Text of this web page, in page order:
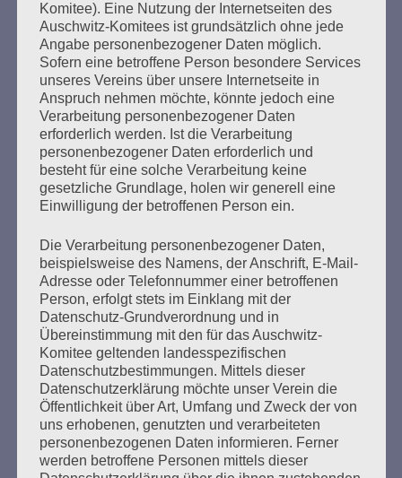
PRESSEMITTEILUNG: Untragbare
Äusserungen des amtierenden
Geschäftsführers der Stiftung
Sächsische Gedenkstätten müssen
Konsequenzen haben
Erstellt am1. Juli 2020
der Sächsischen Landesarbeitsgemeinschaften, den AG
der KZ-Gedenkstätten und dem Forum der
Landesarbeitsgemeinschaften der Gedenkstätten,
Erinnerungsorte und -initiativen in Deutschland
angeschlossen und unterstützen die Forderung nach
personellen Konsequenzen für Siegfried Reiprich, den
amtierenden Geschäftsführer der Stiftung Sächsische
Gedenkstätten. Nach seinen wiederholten
geschichtsvergessenen Entgleisungen und
Relativierungen der Verbrechen des NS-Regimes…
mehr ...
Komitee). Eine Nutzung der Internetseiten des
Auschwitz-Komitees ist grundsätzlich ohne jede
Angabe personenbezogener Daten möglich.
Sofern eine betroffene Person besondere Services
unseres Vereins über unsere Internetseite in
Anspruch nehmen möchte, könnte jedoch eine
Verarbeitung personenbezogener Daten
erforderlich werden. Ist die Verarbeitung
personenbezogener Daten erforderlich und
besteht für eine solche Verarbeitung keine
gesetzliche Grundlage, holen wir generell eine
Einwilligung der betroffenen Person ein.
Die Verarbeitung personenbezogener Daten,
beispielsweise des Namens, der Anschrift, E-Mail-
Adresse oder Telefonnummer einer betroffenen
Person, erfolgt stets im Einklang mit der
Datenschutz-Grundverordnung und in
Übereinstimmung mit den für das Auschwitz-
Komitee geltenden landesspezifischen
Datenschutzbestimmungen. Mittels dieser
Datenschutzerklärung möchte unser Verein die
Öffentlichkeit über Art, Umfang und Zweck der von
uns erhobenen, genutzten und verarbeiteten
personenbezogenen Daten informieren. Ferner
werden betroffene Personen mittels dieser